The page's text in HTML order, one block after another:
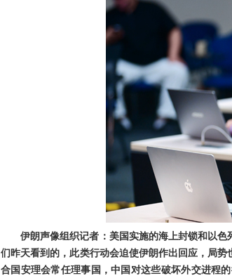
伊朗声像组织记者：美国实施的海上封锁和以
们昨天看到的，此类行动会迫使伊朗作出回应，局
合国安理会常任理事国，中国对这些破坏外交进程